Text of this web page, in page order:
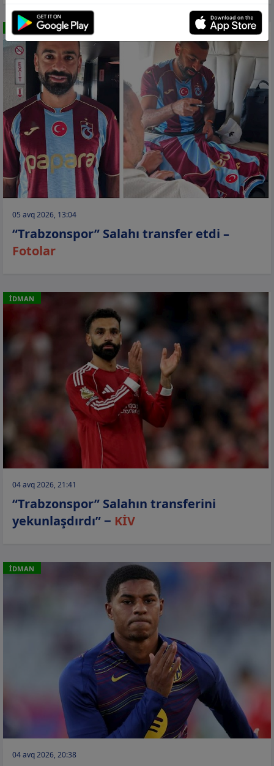
İDMAN
05 avq 2026, 13:04
“Trabzonspor” Salahı transfer etdi –
Fotolar
İDMAN
04 avq 2026, 21:41
“Trabzonspor” Salahın transferini
yekunlaşdırdı” − KİV
İDMAN
04 avq 2026, 20:38